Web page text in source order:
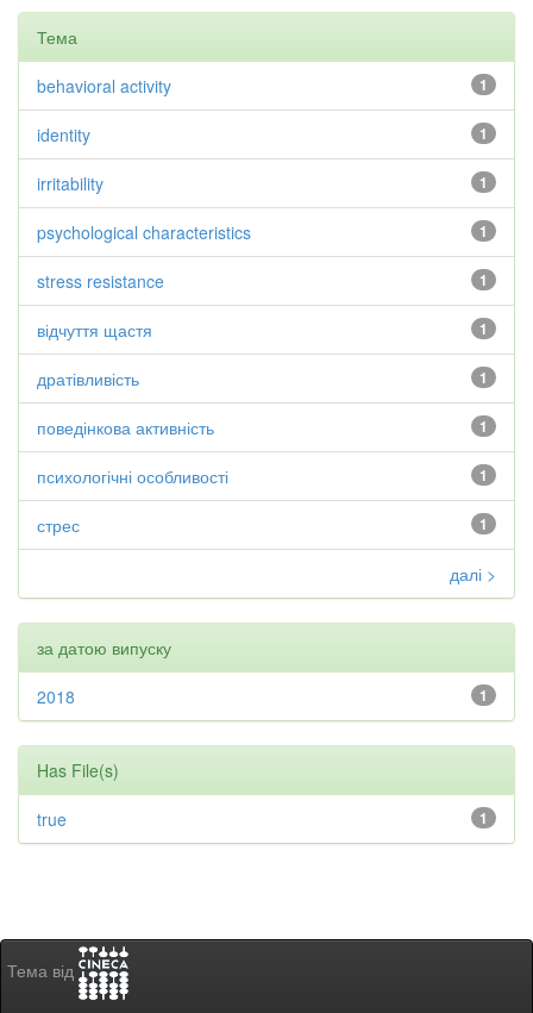
Тема
1
behavioral activity
1
identity
1
irritability
1
psychological characteristics
1
stress resistance
1
відчуття щастя
1
дратівливість
1
поведінкова активність
1
психологічні особливості
1
стрес
далі >
за датою випуску
1
2018
Has File(s)
1
true
Тема від